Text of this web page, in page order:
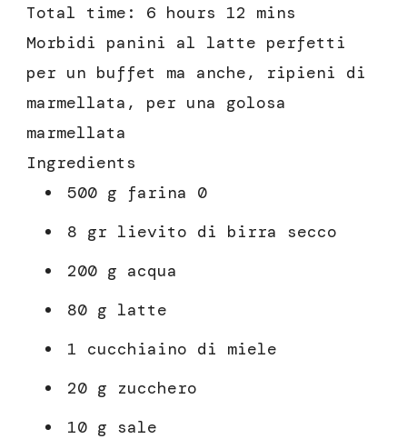
Total time: 6 hours 12 mins
Morbidi panini al latte perfetti
per un buffet ma anche, ripieni di
marmellata, per una golosa
marmellata
Ingredients
500 g farina 0
8 gr lievito di birra secco
200 g acqua
80 g latte
1 cucchiaino di miele
20 g zucchero
10 g sale